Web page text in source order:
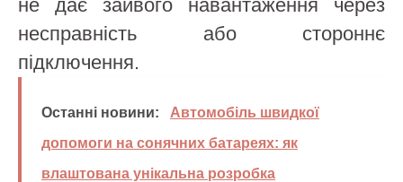
не дає зайвого навантаження через
несправність або стороннє
підключення.
Останні новини:
Автомобіль швидкої
допомоги на сонячних батареях: як
влаштована унікальна розробка